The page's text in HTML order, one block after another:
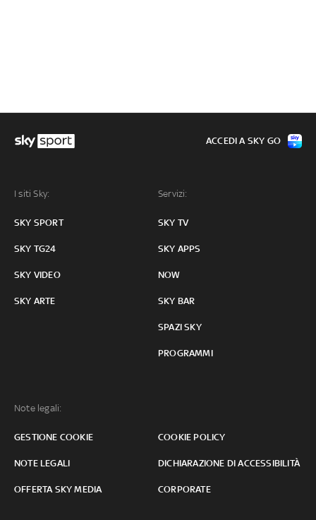
I siti Sky:
SKY SPORT
SKY TG24
SKY VIDEO
SKY ARTE
Servizi:
SKY TV
SKY APPS
NOW
SKY BAR
SPAZI SKY
PROGRAMMI
Note legali:
GESTIONE COOKIE COOKIE POLICY
NOTE LEGALI DICHIARAZIONE DI ACCESSIBILITÀ
OFFERTA SKY MEDIA CORPORATE
ACCEDI A SKY GO